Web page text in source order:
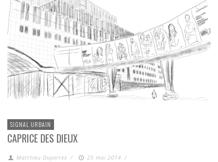
SIGNAL URBAIN
CAPRICE DES DIEUX
Matthieu Duperrex / 25 mai 2014 /